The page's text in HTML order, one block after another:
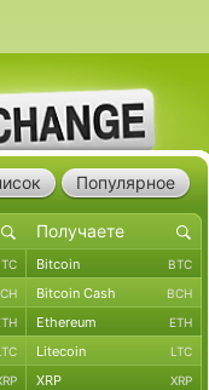
Популярное
Bitcoin BTC
Bitcoin Cash BCH
Ethereum ETH
Litecoin LTC
XRP XRP